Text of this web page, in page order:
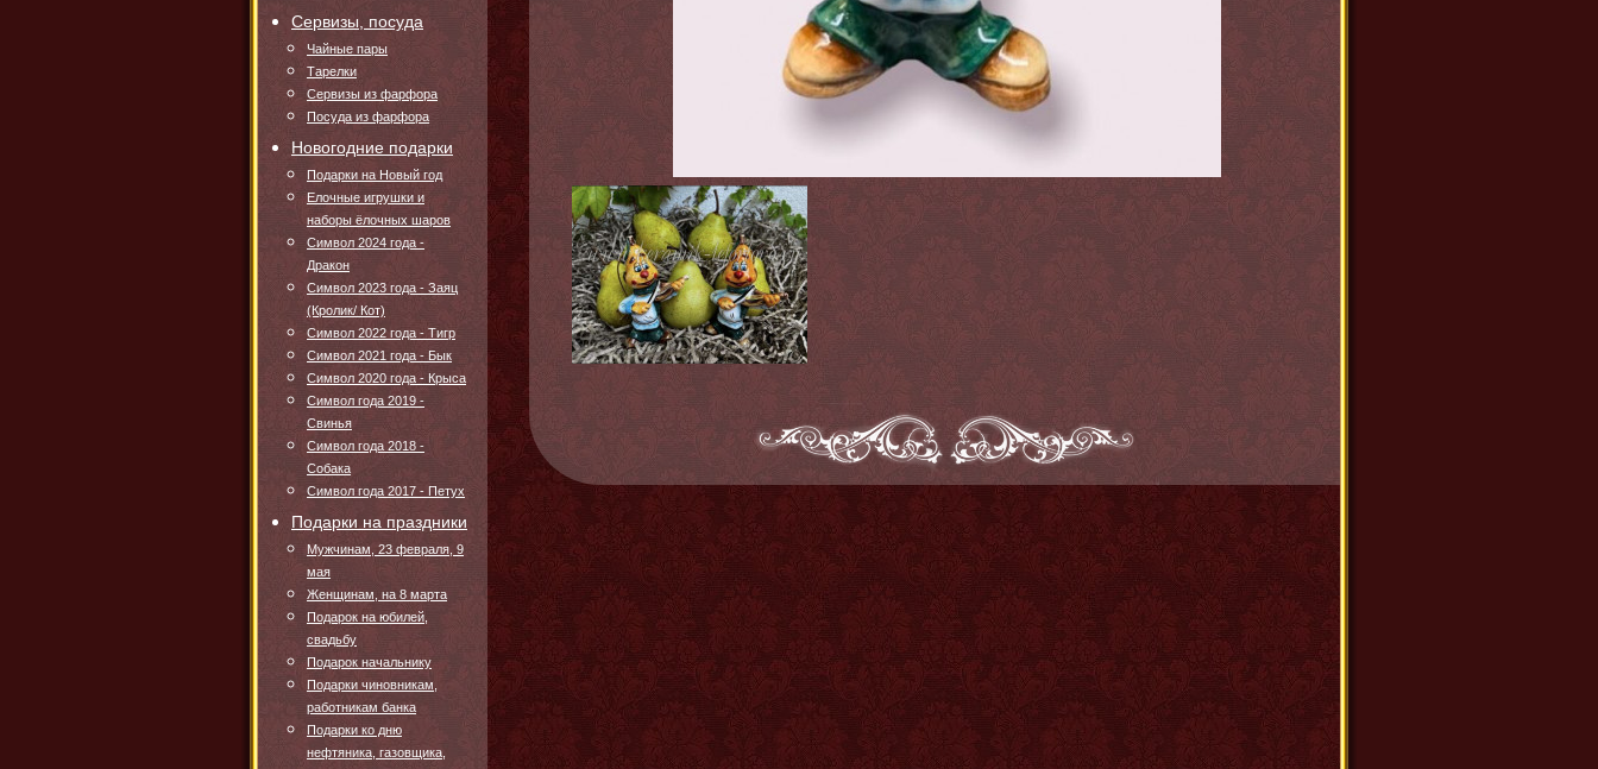
Сервизы, посуда
Чайные пары
Тарелки
Сервизы из фарфора
Посуда из фарфора
Новогодние подарки
Подарки на Новый год
Елочные игрушки и
наборы ёлочных шаров
Символ 2024 года -
Дракон
Символ 2023 года - Заяц
(Кролик/ Кот)
Символ 2022 года - Тигр
Символ 2021 года - Бык
Символ 2020 года - Крыса
Символ года 2019 -
Свинья
Символ года 2018 -
Собака
Символ года 2017 - Петух
Подарки на праздники
Мужчинам, 23 февраля, 9
мая
Женщинам, на 8 марта
Подарок на юбилей,
свадьбу
Подарок начальнику
Подарки чиновникам,
работникам банка
Подарки ко дню
нефтяника, газовщика,